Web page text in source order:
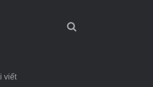
viết